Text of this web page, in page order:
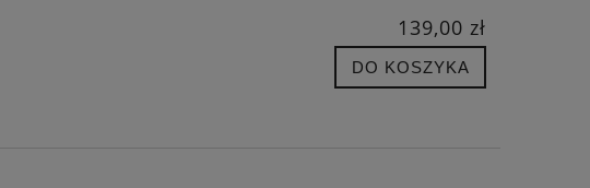
139,00 zł
DO KOSZYKA